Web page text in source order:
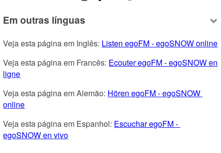
Em outras línguas
Veja esta página em Inglês: Listen egoFM - egoSNOW online
Veja esta página em Francês: Ecouter egoFM - egoSNOW en
ligne
Veja esta página em Alemão: Hören egoFM - egoSNOW
online
Veja esta página em Espanhol: Escuchar egoFM -
egoSNOW en vivo